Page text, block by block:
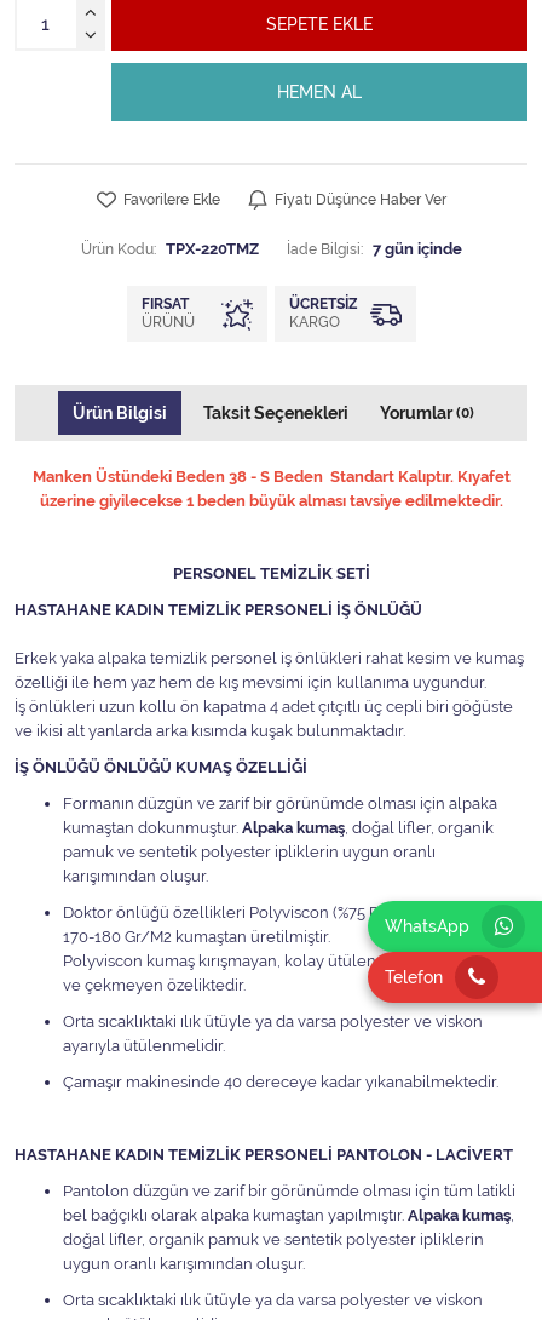
WhatsApp
Telefon
SEPETE EKLE
HEMEN AL
Favorilere Ekle Fiyatı Düşünce Haber Ver
Ürün Kodu: TPX-220TMZ İade Bilgisi:
FIRSAT
ÜRÜNÜ
ÜCRETSIZ
KARGO
Ürün Bilgisi Taksit Seçenekleri Yorumlar(0)
Manken Üstündeki Beden 38 - S Beden Standart Kalıptır. Kıyafet
üzerine giyilecekse 1 beden büyük alması tavsiye edilmektedir.
PERSONEL TEMİZLİK SETİ
HASTAHANE KADIN TEMİZLİK PERSONELİ İŞ ÖNLÜĞÜ
Erkek yaka alpaka temizlik personel iş önlükleri rahat kesim ve kumaş
özelliği ile hem yaz hem de kış mevsimi için kullanıma uygundur.
İş önlükleri uzun kollu ön kapatma 4 adet çıtçıtlı üç cepli biri göğüste
ve ikisi alt yanlarda arka kısımda kuşak bulunmaktadır.
İŞ ÖNLÜĞÜ ÖNLÜĞÜ KUMAŞ ÖZELLİĞİ
Formanın düzgün ve zarif bir görünümde olması için alpaka
kumaştan dokunmuştur. Alpaka kumaş, doğal lifler, organik
pamuk ve sentetik polyester ipliklerin uygun oranlı
karışımından oluşur.
Doktor önlüğü özellikleri Polyviscon (%75 Polyester %25 Viscon)
170-180 Gr/M2 kumaştan üretilmiştir.
Polyviscon kumaş kırışmayan, kolay ütülenen, leke tutmayan
ve çekmeyen özeliktedir.
Orta sıcaklıktaki ılık ütüyle ya da varsa polyester ve viskon
ayarıyla ütülenmelidir.
Çamaşır makinesinde 40 dereceye kadar yıkanabilmektedir.
HASTAHANE KADIN TEMİZLİK PERSONELİ PANTOLON - LACİVERT
Pantolon düzgün ve zarif bir görünümde olması için tüm latikli
bel bağçıklı olarak alpaka kumaştan yapılmıştır. Alpaka kumaş,
doğal lifler, organik pamuk ve sentetik polyester ipliklerin
uygun oranlı karışımından oluşur.
Orta sıcaklıktaki ılık ütüyle ya da varsa polyester ve viskon